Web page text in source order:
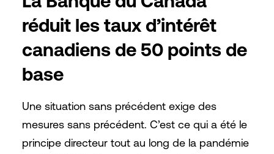
réduit les taux d’intérêt
canadiens de 50 points de
base
Une situation sans précédent exige des
mesures sans précédent. C’est ce qui a été le
principe directeur tout au long de la pandémie